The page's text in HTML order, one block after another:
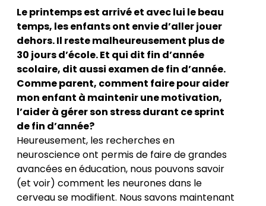
Le printemps est arrivé et avec lui le beau
temps, les enfants ont envie d’aller jouer
dehors. Il reste malheureusement plus de
30 jours d’école. Et qui dit fin d’année
scolaire, dit aussi examen de fin d’année.
Comme parent, comment faire pour aider
mon enfant à maintenir une motivation,
l’aider à gérer son stress durant ce sprint
de fin d’année?
Heureusement, les recherches en
neuroscience ont permis de faire de grandes
avancées en éducation, nous pouvons savoir
(et voir) comment les neurones dans le
cerveau se modifient. Nous savons maintenant